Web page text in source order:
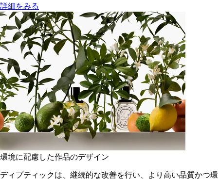
詳細をみる
環境に配慮した作品のデザイン
ディプティックは、継続的な改善を行い、より高い品質かつ環